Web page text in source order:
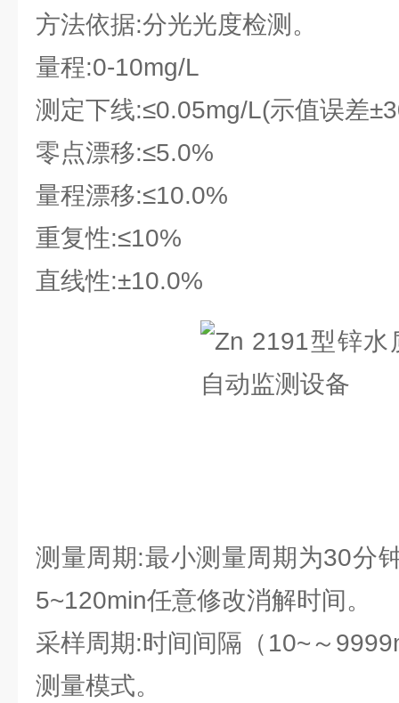
方法依据:分光光度检测。
量程:0-10mg/L
测定下线:≤0.05mg/L(示值误差
零点漂移:≤5.0%
量程漂移:≤10.0%
重复性:≤10%
直线性:±10.0%
测量周期:最小测量周期为30分
5~120min任意修改消解时间。
采样周期:时间间隔（10~～
测量模式。